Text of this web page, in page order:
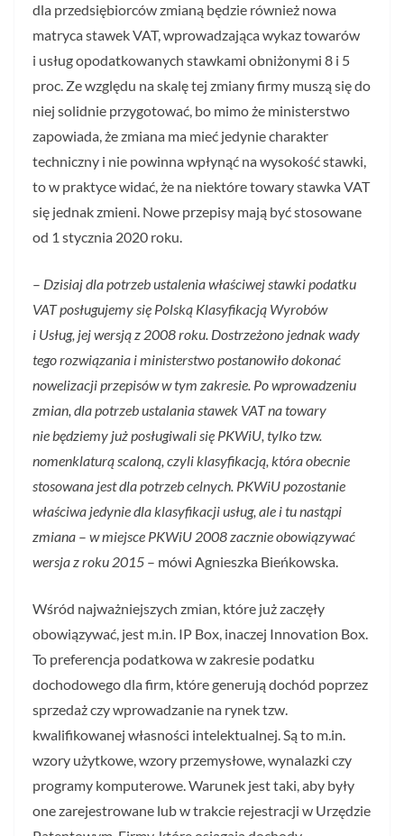
dla przedsiębiorców zmianą będzie również nowa
matryca stawek VAT, wprowadzająca wykaz towarów
i usług opodatkowanych stawkami obniżonymi 8 i 5
proc. Ze względu na skalę tej zmiany firmy muszą się do
niej solidnie przygotować, bo mimo że ministerstwo
zapowiada, że zmiana ma mieć jedynie charakter
techniczny i nie powinna wpłynąć na wysokość stawki,
to w praktyce widać, że na niektóre towary stawka VAT
się jednak zmieni. Nowe przepisy mają być stosowane
od 1 stycznia 2020 roku.
– Dzisiaj dla potrzeb ustalenia właściwej stawki podatku
VAT posługujemy się Polską Klasyfikacją Wyrobów
i Usług, jej wersją z 2008 roku. Dostrzeżono jednak wady
tego rozwiązania i ministerstwo postanowiło dokonać
nowelizacji przepisów w tym zakresie. Po wprowadzeniu
zmian, dla potrzeb ustalania stawek VAT na towary
nie będziemy już posługiwali się PKWiU, tylko tzw.
nomenklaturą scaloną, czyli klasyfikacją, która obecnie
stosowana jest dla potrzeb celnych. PKWiU pozostanie
właściwa jedynie dla klasyfikacji usług, ale i tu nastąpi
zmiana – w miejsce PKWiU 2008 zacznie obowiązywać
wersja z roku 2015 – mówi Agnieszka Bieńkowska.
Wśród najważniejszych zmian, które już zaczęły
obowiązywać, jest m.in. IP Box, inaczej Innovation Box.
To preferencja podatkowa w zakresie podatku
dochodowego dla firm, które generują dochód poprzez
sprzedaż czy wprowadzanie na rynek tzw.
kwalifikowanej własności intelektualnej. Są to m.in.
wzory użytkowe, wzory przemysłowe, wynalazki czy
programy komputerowe. Warunek jest taki, aby były
one zarejestrowane lub w trakcie rejestracji w Urzędzie